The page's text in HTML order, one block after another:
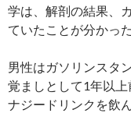
学は、解剖の結果、
ていたことが分かっ
男性はガソリンスタ
覚ましとして1年以
ナジードリンクを飲